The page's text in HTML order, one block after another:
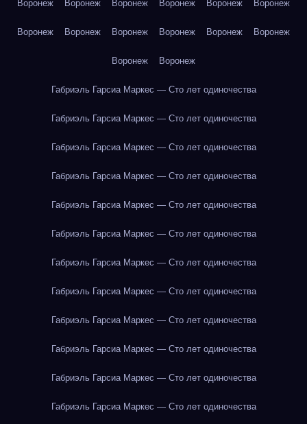
Воронеж Воронеж Воронеж Воронеж Воронеж Воронеж
Воронеж Воронеж Воронеж Воронеж Воронеж Воронеж
Воронеж Воронеж
Габриэль Гарсиа Маркес — Сто лет одиночества
Габриэль Гарсиа Маркес — Сто лет одиночества
Габриэль Гарсиа Маркес — Сто лет одиночества
Габриэль Гарсиа Маркес — Сто лет одиночества
Габриэль Гарсиа Маркес — Сто лет одиночества
Габриэль Гарсиа Маркес — Сто лет одиночества
Габриэль Гарсиа Маркес — Сто лет одиночества
Габриэль Гарсиа Маркес — Сто лет одиночества
Габриэль Гарсиа Маркес — Сто лет одиночества
Габриэль Гарсиа Маркес — Сто лет одиночества
Габриэль Гарсиа Маркес — Сто лет одиночества
Габриэль Гарсиа Маркес — Сто лет одиночества